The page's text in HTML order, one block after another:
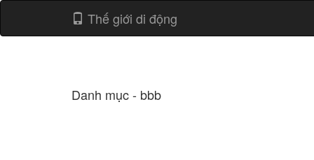
Thế giới di động
Danh mục - bbb